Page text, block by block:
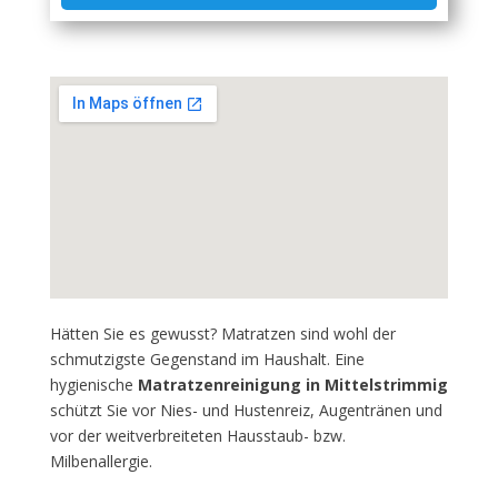
Hätten Sie es gewusst? Matratzen sind wohl der
schmutzigste Gegenstand im Haushalt. Eine
hygienische Matratzenreinigung in Mittelstrimmig
schützt Sie vor Nies- und Hustenreiz, Augentränen und
vor der weitverbreiteten Hausstaub- bzw.
Milbenallergie.